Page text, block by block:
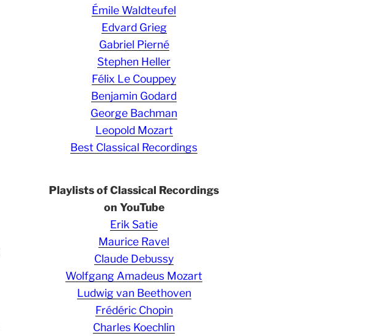
Émile Waldteufel
Edvard Grieg
Gabriel Pierné
Stephen Heller
Félix Le Couppey
Benjamin Godard
George Bachman
Leopold Mozart
Best Classical Recordings
Playlists of Classical Recordings
on YouTube
Erik Satie
Maurice Ravel
Claude Debussy
Wolfgang Amadeus Mozart
Ludwig van Beethoven
Frédéric Chopin
Charles Koechlin